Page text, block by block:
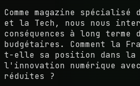
Comme magazine
et la Tech, nous nous
conséquences à long terme
budgétaires. Comment la
t-elle sa position dans la
l'innovation numérique
réduites ?